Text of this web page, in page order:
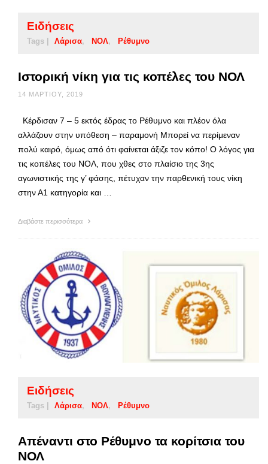
Ειδήσεις
Tags | Λάρισα ΝΟΛ Ρέθυμνο
Ιστορική νίκη για τις κοπέλες του ΝΟΛ
14 ΜΑΡΤΊΟΥ, 2019
Κέρδισαν 7 – 5 εκτός έδρας το Ρέθυμνο και πλέον όλα
αλλάζουν στην υπόθεση – παραμονή Μπορεί να περίμεναν
πολύ καιρό, όμως από ότι φαίνεται άξιζε τον κόπο! Ο λόγος για
τις κοπέλες του ΝΟΛ, που χθες στο πλαίσιο της 3ης
αγωνιστικής της γ’ φάσης, πέτυχαν την παρθενική τους νίκη
στην Α1 κατηγορία και …
Διαβάστε περισσότερα
Ειδήσεις
Tags | Λάρισα ΝΟΛ Ρέθυμνο
Απέναντι στο Ρέθυμνο τα κορίτσια του
ΝΟΛ